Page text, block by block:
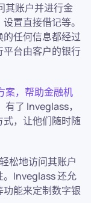
其账户并进行金
置直接借记等。
任何信息都经过
台由客户的银行
案，帮助金融机
了 Inveglass，
，让他们随时随
松地访问其账户
。Inveglass 还允
能来定制数字银